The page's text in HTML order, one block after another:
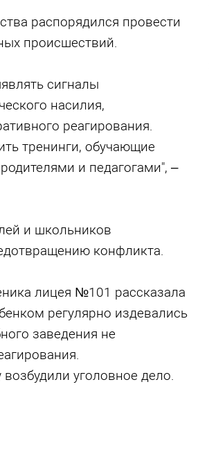
распорядился провести
происшествий.
сигналы
насилия,
реагирования.
тренинги, обучающие
и педагогами", –
и школьников
конфликта.
лицея №101 рассказала
регулярно издевались
заведения не
уголовное дело.